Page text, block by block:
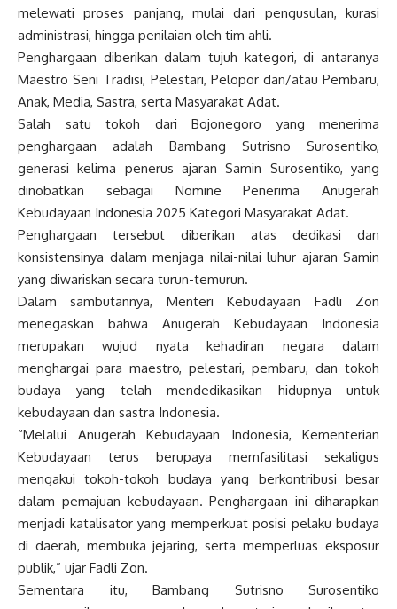
melewati proses panjang, mulai dari pengusulan, kurasi
administrasi, hingga penilaian oleh tim ahli.
Penghargaan diberikan dalam tujuh kategori, di antaranya
Maestro Seni Tradisi, Pelestari, Pelopor dan/atau Pembaru,
Anak, Media, Sastra, serta Masyarakat Adat.
Salah satu tokoh dari Bojonegoro yang menerima
penghargaan adalah Bambang Sutrisno Surosentiko,
generasi kelima penerus ajaran Samin Surosentiko, yang
dinobatkan sebagai Nomine Penerima Anugerah
Kebudayaan Indonesia 2025 Kategori Masyarakat Adat.
Penghargaan tersebut diberikan atas dedikasi dan
konsistensinya dalam menjaga nilai-nilai luhur ajaran Samin
yang diwariskan secara turun-temurun.
Dalam sambutannya, Menteri Kebudayaan Fadli Zon
menegaskan bahwa Anugerah Kebudayaan Indonesia
merupakan wujud nyata kehadiran negara dalam
menghargai para maestro, pelestari, pembaru, dan tokoh
budaya yang telah mendedikasikan hidupnya untuk
kebudayaan dan sastra Indonesia.
“Melalui Anugerah Kebudayaan Indonesia, Kementerian
Kebudayaan terus berupaya memfasilitasi sekaligus
mengakui tokoh-tokoh budaya yang berkontribusi besar
dalam pemajuan kebudayaan. Penghargaan ini diharapkan
menjadi katalisator yang memperkuat posisi pelaku budaya
di daerah, membuka jejaring, serta memperluas eksposur
publik,” ujar Fadli Zon.
Sementara itu, Bambang Sutrisno Surosentiko